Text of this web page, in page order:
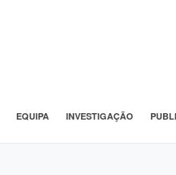
EQUIPA INVESTIGAÇÃO